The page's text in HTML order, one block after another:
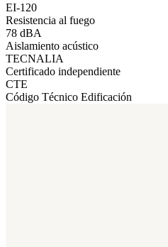
EI-120
Resistencia al fuego
78 dBA
Aislamiento acústico
TECNALIA
Certificado independiente
CTE
Código Técnico Edificación